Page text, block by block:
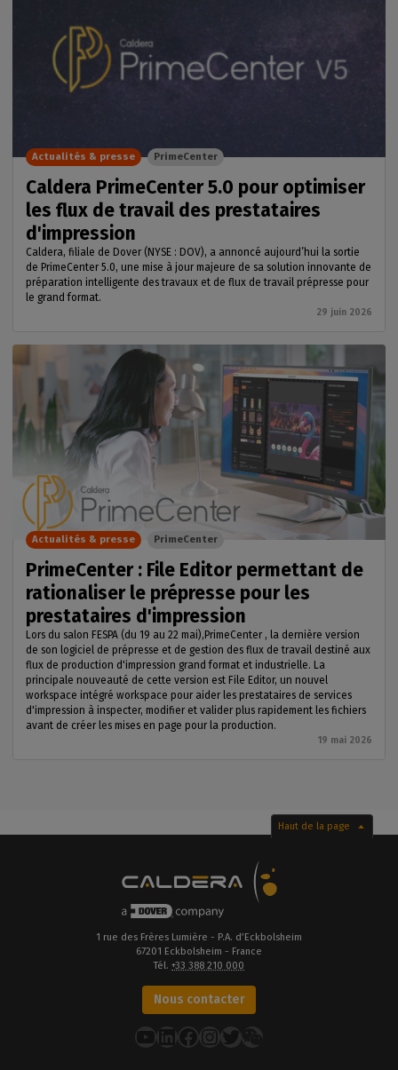
Caldera PrimeCenter 5.0 pour optimiser
les flux de travail des prestataires
d'impression
Caldera, filiale de Dover (NYSE : DOV), a annoncé aujourd’hui la sortie
de PrimeCenter 5.0, une mise à jour majeure de sa solution innovante de
préparation intelligente des travaux et de flux de travail prépresse pour
le grand format.
29 juin 2026
Actualités & presse PrimeCenter
PrimeCenter : File Editor permettant de
rationaliser le prépresse pour les
prestataires d'impression
Lors du salon FESPA (du 19 au 22 mai),PrimeCenter , la dernière version
de son logiciel de prépresse et de gestion des flux de travail destiné aux
flux de production d'impression grand format et industrielle. La
principale nouveauté de cette version est File Editor, un nouvel
workspace intégré workspace pour aider les prestataires de services
d'impression à inspecter, modifier et valider plus rapidement les fichiers
avant de créer les mises en page pour la production.
19 mai 2026
Actualités & presse PrimeCenter
Haut de la page
1 rue des Frères Lumière - P.A. d’Eckbolsheim
67201 Eckbolsheim - France
Tél. +33 388 210 000
Nous contacter
YouTube
LinkedIn
Facebook
Instagram
Twitter